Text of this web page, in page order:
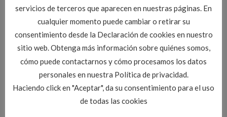
Esta entrada fue publicada enCursos y jornadas. Marque como favorito el
Enlace permanente.
servicios de terceros que aparecen en nuestras páginas. En
cualquier momento puede cambiar o retirar su
consentimiento desde la Declaración de cookies en nuestro
sitio web. Obtenga más información sobre quiénes somos,
cómo puede contactarnos y cómo procesamos los datos
personales en nuestra Política de privacidad.
Haciendo click en "Aceptar", da su consentimiento para el uso
de todas las cookies